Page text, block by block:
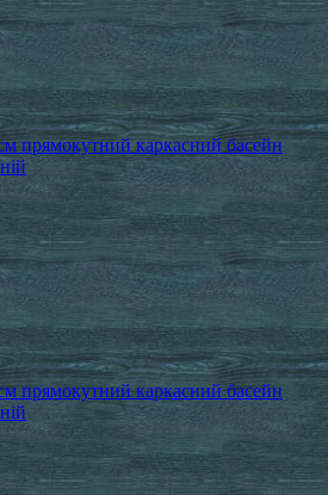
прямокутний каркасний басейн
прямокутний каркасний басейн